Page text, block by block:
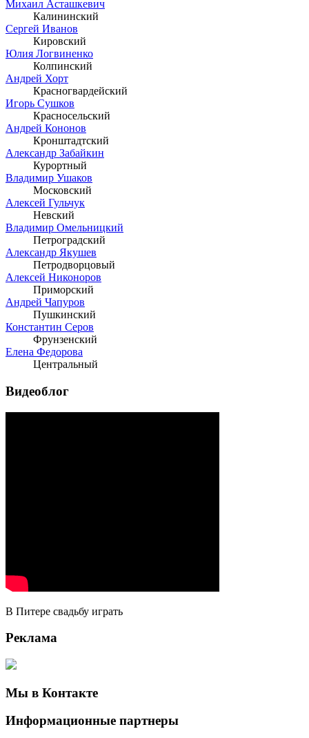
Михаил Асташкевич
Калининский
Сергей Иванов
Кировский
Юлия Логвиненко
Колпинский
Андрей Хорт
Красногвардейский
Игорь Сушков
Красносельский
Андрей Кононов
Кронштадтский
Александр Забайкин
Курортный
Владимир Ушаков
Московский
Алексей Гульчук
Невский
Владимир Омельницкий
Петроградский
Александр Якушев
Петродворцовый
Алексей Никоноров
Приморский
Андрей Чапуров
Пушкинский
Константин Серов
Фрунзенский
Елена Федорова
Центральный
Видеоблог
В Питере свадьбу играть
Реклама
Мы в Контакте
Информационные партнеры